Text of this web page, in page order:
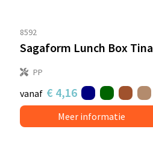
8592
Sagaform Lunch Box Tina
PP
vanaf € 4,16
Meer informatie